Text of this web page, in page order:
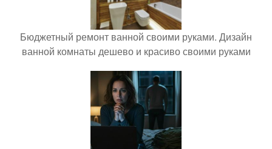
Бюджетный ремонт ванной своими руками. Дизайн
ванной комнаты дешево и красиво своими руками